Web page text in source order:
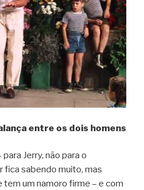
entre os dois homens
Jerry, não para o
sabendo muito, mas
um namoro firme – e com